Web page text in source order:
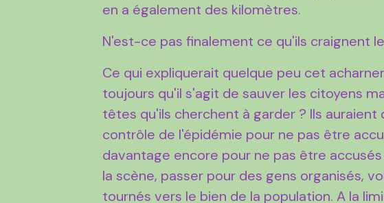
en a également des kilomètres.
N'est-ce pas finalement ce qu'ils craignent
Ce qui expliquerait quelque peu cet
toujours qu'il s'agit de sauver les citoyens
têtes qu'ils cherchent à garder ? Ils
contrôle de l'épidémie pour ne pas être
davantage encore pour ne pas être
la scène, passer pour des gens organisés,
tournés vers le bien de la population. A la